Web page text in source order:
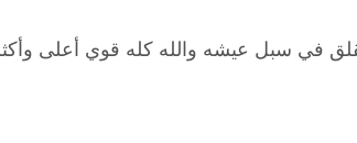
في سبل عيشه والله كله قوي أعلى